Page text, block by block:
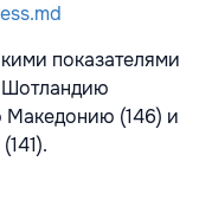
показателями
Шотландию
Македонию (146) и